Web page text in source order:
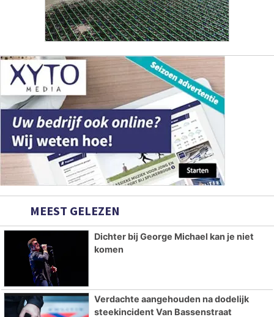
MEEST GELEZEN
Dichter bij George Michael kan je niet
komen
Verdachte aangehouden na dodelijk
steekincident Van Bassenstraat